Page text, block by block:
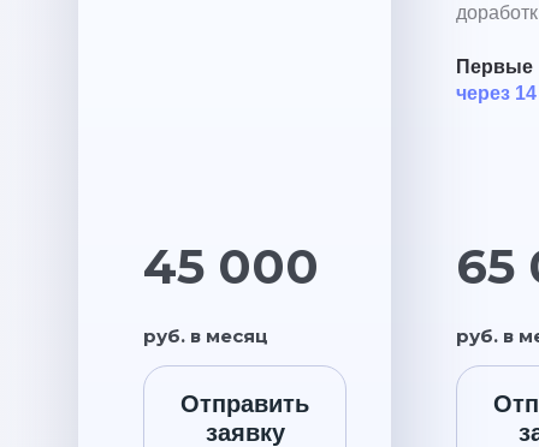
45 000
руб. в месяц
Отправить
заявку
Первые
через
65
руб. в